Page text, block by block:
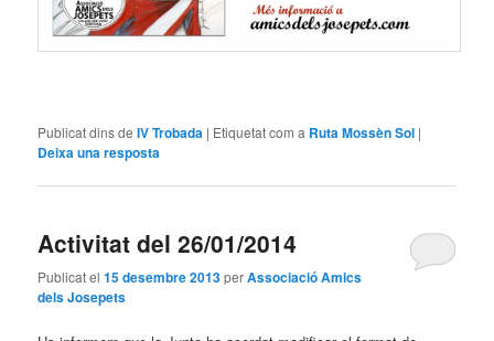
Publicat dins de IV Trobada | Etiquetat com a Ruta Mossèn Sol |
Deixa una resposta
Activitat del 26/01/2014
Publicat el15 desembre 2013perAssociació Amics
dels Josepets